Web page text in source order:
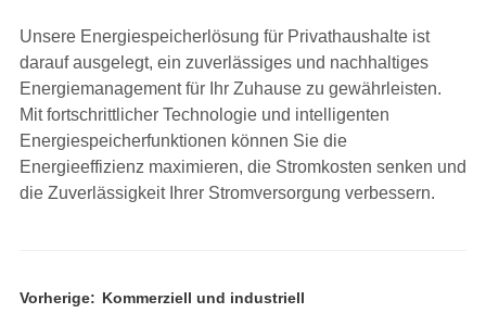
Unsere Energiespeicherlösung für Privathaushalte ist
darauf ausgelegt, ein zuverlässiges und nachhaltiges
Energiemanagement für Ihr Zuhause zu gewährleisten.
Mit fortschrittlicher Technologie und intelligenten
Energiespeicherfunktionen können Sie die
Energieeffizienz maximieren, die Stromkosten senken und
die Zuverlässigkeit Ihrer Stromversorgung verbessern.
Vorherige: Kommerziell und industriell